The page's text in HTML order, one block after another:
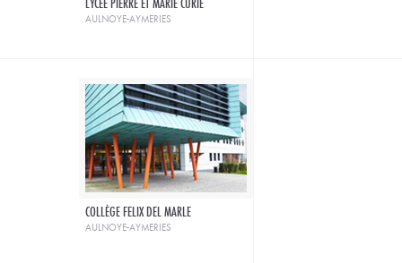
LYCÉE PIERRE ET MARIE CURIE
aulnoye-aymeries
COLLÈGE FELIX DEL MARLE
aulnoye-aymeries